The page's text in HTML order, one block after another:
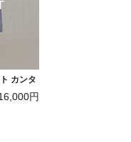
カンタ
円